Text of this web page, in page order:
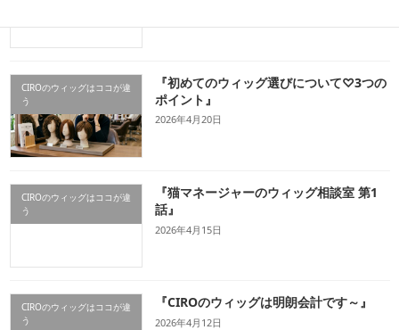
CIROのウィッグはココが違
う
『初めてのウィッグ選びについて♡3つの
ポイント』
2026年4月20日
CIROのウィッグはココが違
う
『猫マネージャーのウィッグ相談室 第1
話』
2026年4月15日
CIROのウィッグはココが違
う
『CIROのウィッグは明朗会計です～』
2026年4月12日